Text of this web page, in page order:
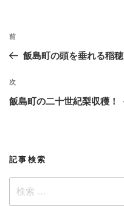
投
ビ
ゲ
ン
過
去
投
稿
前
飯島町の頭を垂れる稲穂
次
の
次
飯島町の二十世紀梨収穫！
記事検索
索: